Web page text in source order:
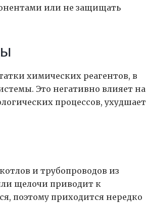
или не защищать
химических реагентов, в
Это негативно влияет на
процессов, ухудшает
и трубопроводов из
щелочи приводит к
поэтому приходится нередко